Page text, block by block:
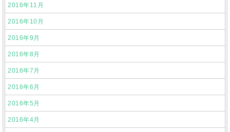
2016年11月
2016年10月
2016年9月
2016年8月
2016年7月
2016年6月
2016年5月
2016年4月